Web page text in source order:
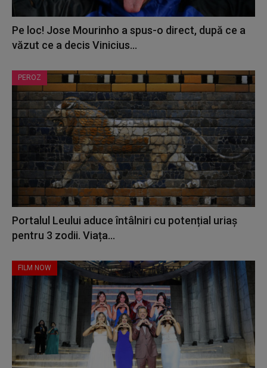
Pe loc! Jose Mourinho a spus-o direct, după ce a
văzut ce a decis Vinicius...
PEROZ
Portalul Leului aduce întâlniri cu potențial uriaș
pentru 3 zodii. Viața...
FILM NOW